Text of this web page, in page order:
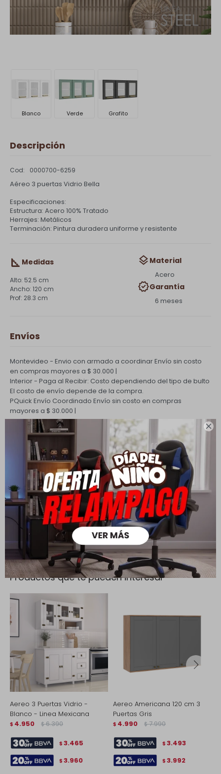

Blanco Verde Grafito
Descripción
0000700-6259
Aéreo 3 puertas Vidrio Bella
Especificaciones:
Estructura: Acero 100% Tratado
Herrajes: Metálicos
Terminación: Pintura duradera uniforme y resistente
Medidas
52.5 cm
120 cm
28.3 cm
Material
Acero
Garantía
6 meses
Envíos
Montevideo - Envio con armado a coordinarEnvío sin costo
en compras mayores a $ 30.000 |
Interior - Paga al Recibir: Costo dependiendo del tipo de bulto
El costo de envío depende de la compra.
PQuick Envío Coordinado Envío sin costo en compras
mayores a $ 30.000 |
Cambios y Devoluciones
Todas las compras realizadas tienen un plazo de 5 días para
su cambio.
Ver mas
Medios de pago
Productos que te pueden interesar
Aereo 3 Puertas Vidrio -
Blanco - Linea Mexicana
$ 4.950 $ 6.390
$ 3.465
$ 3.960
Aereo Americana 120 cm 3
Puertas Gris
$ 4.990 $ 7.990
$ 3.493
$ 3.992